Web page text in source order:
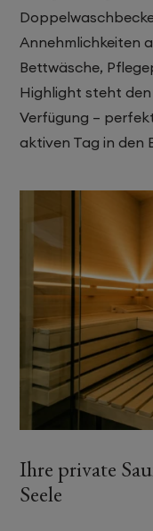
Annehmlichkeiten
Bettwäsche,
Highlight steht den
Verfügung –
aktiven Tag in den
Ihre private
Seele